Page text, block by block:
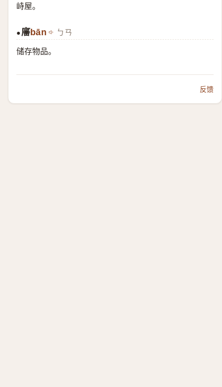
峙屋。
●㢖bān ㄅㄢ
储存物品。
反馈